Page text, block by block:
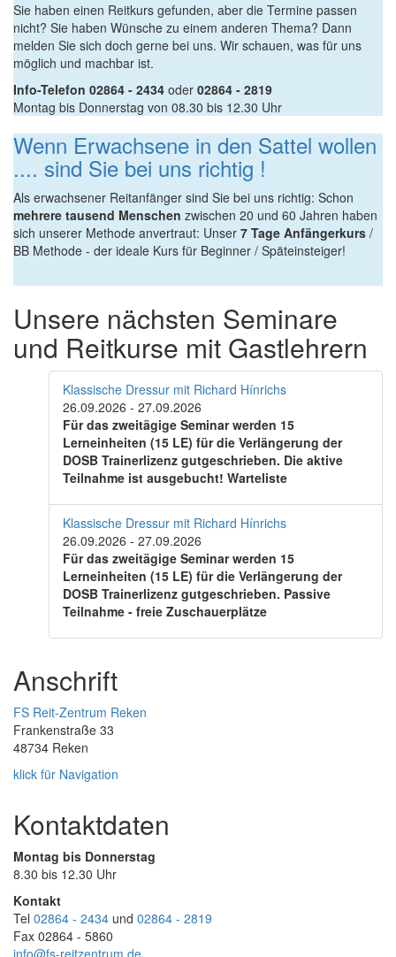
Sie haben einen Reitkurs gefunden, aber die Termine passen
nicht? Sie haben Wünsche zu einem anderen Thema? Dann
melden Sie sich doch gerne bei uns. Wir schauen, was für uns
möglich und machbar ist.
Info-Telefon 02864 - 2434 oder 02864 - 2819
Montag bis Donnerstag von 08.30 bis 12.30 Uhr
Wenn Erwachsene in den Sattel wollen
.... sind Sie bei uns richtig !
Als erwachsener Reitanfänger sind Sie bei uns richtig: Schon
mehrere tausend Menschen zwischen 20 und 60 Jahren haben
sich unserer Methode anvertraut: Unser 7 Tage Anfängerkurs /
BB Methode - der ideale Kurs für Beginner / Späteinsteiger!
Unsere nächsten Seminare
und Reitkurse mit Gastlehrern
Klassische Dressur mit Richard Hínrichs
26.09.2026 - 27.09.2026
Für das zweitägige Seminar werden 15
Lerneinheiten (15 LE) für die Verlängerung der
DOSB Trainerlizenz gutgeschrieben. Die aktive
Teilnahme ist ausgebucht! Warteliste
Klassische Dressur mit Richard Hínrichs
26.09.2026 - 27.09.2026
Für das zweitägige Seminar werden 15
Lerneinheiten (15 LE) für die Verlängerung der
DOSB Trainerlizenz gutgeschrieben. Passive
Teilnahme - freie Zuschauerplätze
Anschrift
FS Reit-Zentrum Reken
Frankenstraße 33
48734 Reken
klick für Navigation
Kontaktdaten
Montag bis Donnerstag
8.30 bis 12.30 Uhr
Kontakt
Tel 02864 - 2434 und 02864 - 2819
Fax 02864 - 5860
info@fs-reitzentrum.de